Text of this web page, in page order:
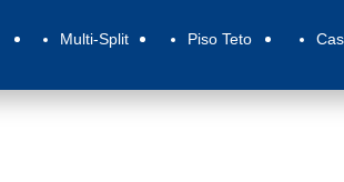
Multi-Split Piso Teto